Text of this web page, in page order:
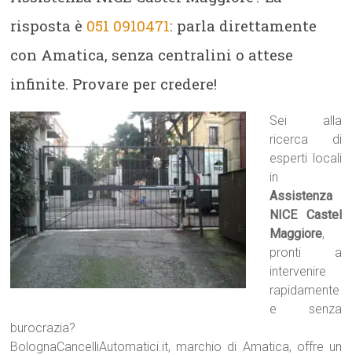
risposta è 051 0910471: parla direttamente
con Amatica, senza centralini o attese
infinite. Provare per credere!
Sei alla
ricerca di
esperti locali
in
Assistenza
NICE Castel
Maggiore,
pronti a
intervenire
rapidamente
e senza
burocrazia?
BolognaCancelliAutomatici.it, marchio di Amatica, offre un